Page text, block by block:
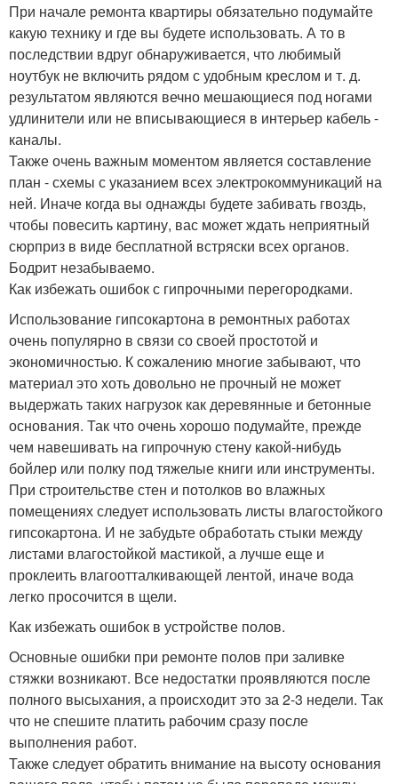
При начале ремонта квартиры обязательно подумайте
какую технику и где вы будете использовать. А то в
последствии вдруг обнаруживается, что любимый
ноутбук не включить рядом с удобным креслом и т. д.
результатом являются вечно мешающиеся под ногами
удлинители или не вписывающиеся в интерьер кабель -
каналы.
Также очень важным моментом является составление
план - схемы с указанием всех электрокоммуникаций на
ней. Иначе когда вы однажды будете забивать гвоздь,
чтобы повесить картину, вас может ждать неприятный
сюрприз в виде бесплатной встряски всех органов.
Бодрит незабываемо.
Как избежать ошибок с гипрочными перегородками.
Использование гипсокартона в ремонтных работах
очень популярно в связи со своей простотой и
экономичностью. К сожалению многие забывают, что
материал это хоть довольно не прочный не может
выдержать таких нагрузок как деревянные и бетонные
основания. Так что очень хорошо подумайте, прежде
чем навешивать на гипрочную стену какой-нибудь
бойлер или полку под тяжелые книги или инструменты.
При строительстве стен и потолков во влажных
помещениях следует использовать листы влагостойкого
гипсокартона. И не забудьте обработать стыки между
листами влагостойкой мастикой, а лучше еще и
проклеить влагоотталкивающей лентой, иначе вода
легко просочится в щели.
Как избежать ошибок в устройстве полов.
Основные ошибки при ремонте полов при заливке
стяжки возникают. Все недостатки проявляются после
полного высыхания, а происходит это за 2-3 недели. Так
что не спешите платить рабочим сразу после
выполнения работ.
Также следует обратить внимание на высоту основания